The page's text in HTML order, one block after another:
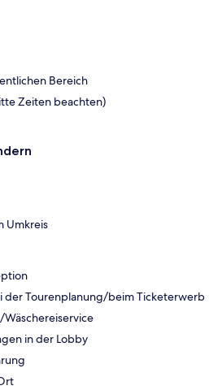
Bereich
Zeiten beachten)
Umkreis
der Tourenplanung/beim Ticketerwerb
in der Lobby